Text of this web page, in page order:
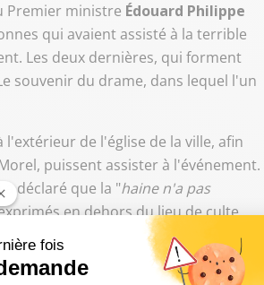
Premier ministre Édouard Philippe
qui avaient assisté à la terrible
Les deux dernières, qui forment
souvenir du drame, dans lequel l'un
de l'église de la ville, afin
puissent assister à l'événement.
déclaré que la "haine n'a pas
en dehors du lieu de culte.
dans le pays après le
des Français